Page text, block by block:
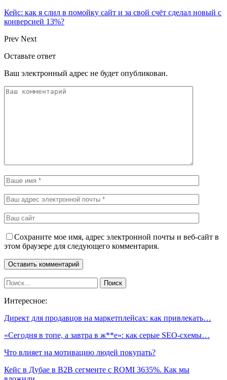
Кейс: как я слил в помойку сайт и за свой счёт сделал новый с
конверсией 13%?
Prev Next
Оставьте ответ
Ваш электронный адрес не будет опубликован.
Сохраните мое имя, адрес электронной почты и веб-сайт в
этом браузере для следующего комментария.
Интересное:
Директ для продавцов на маркетплейсах: как привлекать…
«Сегодня в топе, а завтра в ж**е»: как серые SEO-схемы…
Что влияет на мотивацию людей покупать?
Кейс в Дубае в B2B сегменте с ROMI 3635%. Как мы